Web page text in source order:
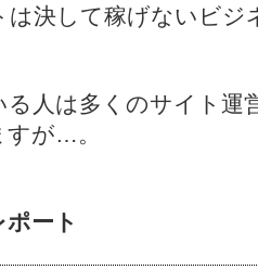
は決して稼げないビジ
る人は多くのサイト運
が…。
ート